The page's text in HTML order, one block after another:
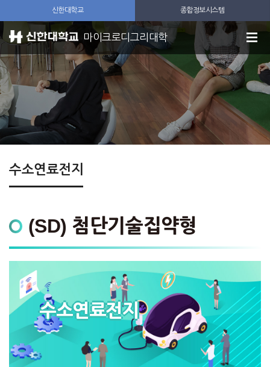
신한대학교 종합정보시스템
마이크로디그리대학
수소연료전지
(SD) 첨단기술집약형
수소연료전지